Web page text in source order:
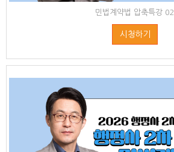
민법계약법 압축특강 02
시청하기